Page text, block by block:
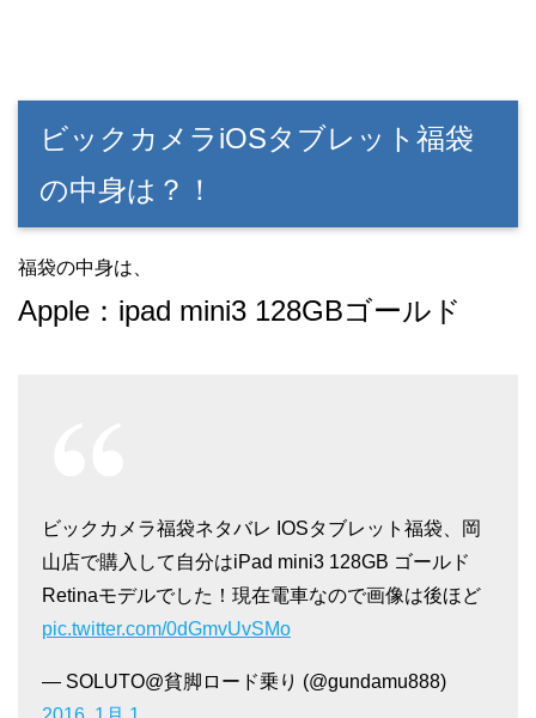
ビックカメラiOSタブレット福袋
の中身は？！
福袋の中身は、
Apple：ipad mini3 128GBゴールド
ビックカメラ福袋ネタバレ IOSタブレット福袋、岡
山店で購入して自分はiPad mini3 128GB ゴールド
Retinaモデルでした！現在電車なので画像は後ほど
pic.twitter.com/0dGmvUvSMo
— SOLUTO@貧脚ロード乗り (@gundamu888)